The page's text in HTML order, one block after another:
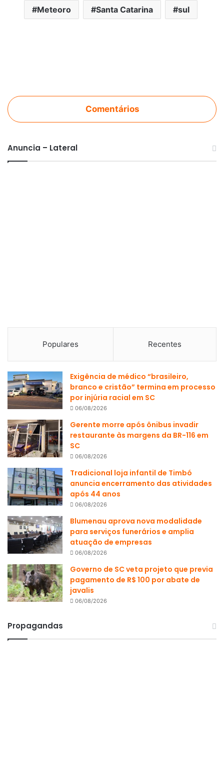
Meteoro Santa Catarina sul
Comentários
Anuncia – Lateral
Populares Recentes
Exigência de médico “brasileiro,
branco e cristão” termina em processo
por injúria racial em SC
06/08/2026
Gerente morre após ônibus invadir
restaurante às margens da BR-116 em
SC
06/08/2026
Tradicional loja infantil de Timbó
anuncia encerramento das atividades
após 44 anos
06/08/2026
Blumenau aprova nova modalidade
para serviços funerários e amplia
atuação de empresas
06/08/2026
Governo de SC veta projeto que previa
pagamento de R$ 100 por abate de
javalis
06/08/2026
Propagandas